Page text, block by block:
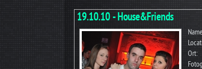
19.10.10 - House&Friends
Ort: